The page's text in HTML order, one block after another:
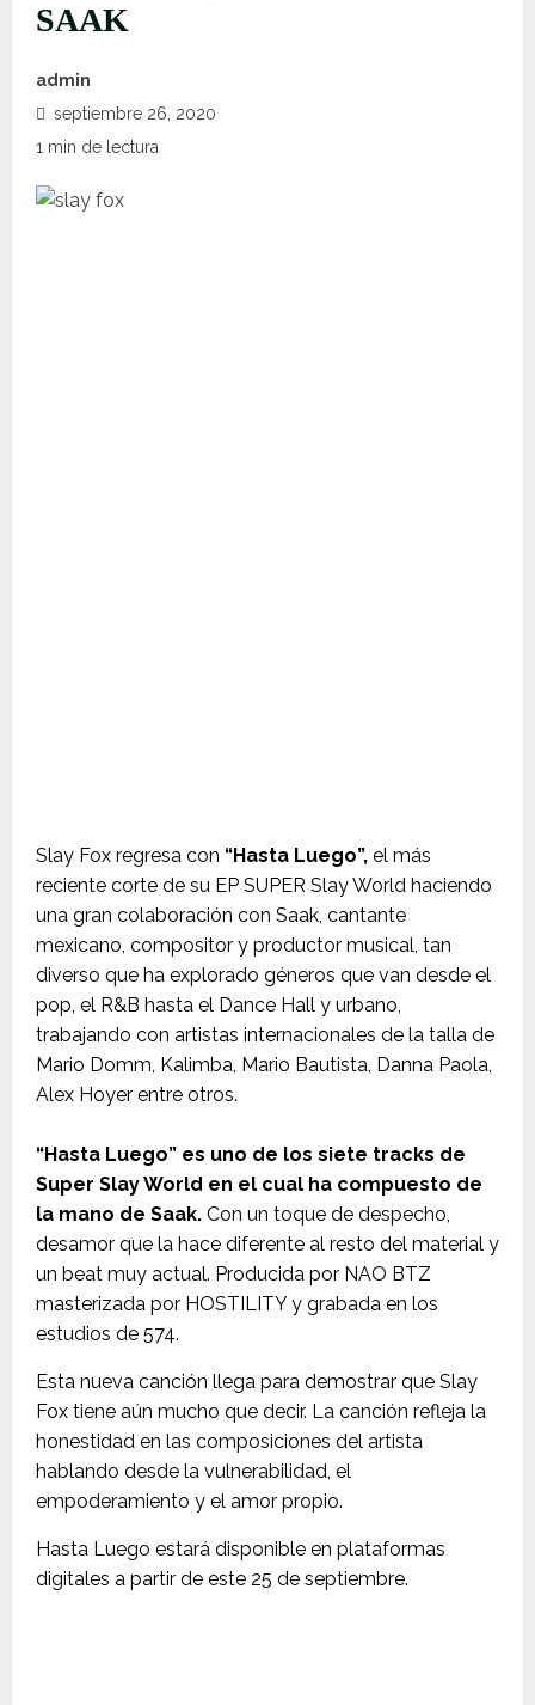
SAAK
admin
septiembre 26, 2020
1 min de lectura
Slay Fox regresa con “Hasta Luego”, el más
reciente corte de su EP SUPER Slay World haciendo
una gran colaboración con Saak, cantante
mexicano, compositor y productor musical, tan
diverso que ha explorado géneros que van desde el
pop, el R&B hasta el Dance Hall y urbano,
trabajando con artistas internacionales de la talla de
Mario Domm, Kalimba, Mario Bautista, Danna Paola,
Alex Hoyer entre otros.
“Hasta Luego” es uno de los siete tracks de
Super Slay World en el cual ha compuesto de
la mano de Saak. Con un toque de despecho,
desamor que la hace diferente al resto del material y
un beat muy actual. Producida por NAO BTZ
masterizada por HOSTILITY y grabada en los
estudios de 574.
Esta nueva canción llega para demostrar que Slay
Fox tiene aún mucho que decir. La canción refleja la
honestidad en las composiciones del artista
hablando desde la vulnerabilidad, el
empoderamiento y el amor propio.
Hasta Luego estará disponible en plataformas
digitales a partir de este 25 de septiembre.